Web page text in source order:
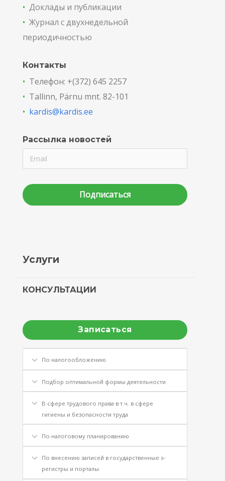
• Доклады и публикации
• Журнал с двухнедельной
периодичностью
Контакты
• Телефон: +(372) 645 2257
• Tallinn, Pärnu mnt. 82-101
• kardis@kardis.ee
Рассылка новостей
Подписаться
Услуги
КОНСУЛЬТАЦИИ
Записаться
По налогообложению
Подбор оптимальной формы деятельности
В сфере трудового права в т.ч. в сфере
гигиены и безопасности труда
По налоговому планированию
По внесению записей в государственные э-
регистры и порталы